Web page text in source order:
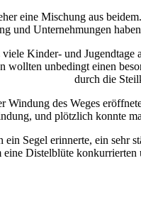
eine Mischung aus
und Unternehmungen
Kinder- und
unbedingt einen
durch die
des Weges
und plötzlich konnte
Segel erinnerte, ein
Distelblüte